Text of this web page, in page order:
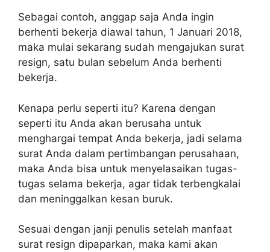
Sebagai contoh, anggap saja Anda ingin
berhenti bekerja diawal tahun, 1 Januari 2018,
maka mulai sekarang sudah mengajukan surat
resign, satu bulan sebelum Anda berhenti
bekerja.
Kenapa perlu seperti itu? Karena dengan
seperti itu Anda akan berusaha untuk
menghargai tempat Anda bekerja, jadi selama
surat Anda dalam pertimbangan perusahaan,
maka Anda bisa untuk menyelasaikan tugas-
tugas selama bekerja, agar tidak terbengkalai
dan meninggalkan kesan buruk.
Sesuai dengan janji penulis setelah manfaat
surat resign dipaparkan, maka kami akan